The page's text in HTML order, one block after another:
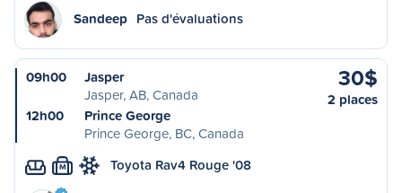
Sandeep Pas d'évaluations
09h00
Jasper
Jasper, AB, Canada
12h00
Prince George
Prince George, BC, Canada
30$
2 places
M Toyota Rav4 Rouge '08